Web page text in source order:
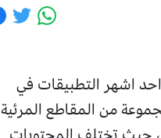
اشهر التطبيقات في
من المقاطع المرئية